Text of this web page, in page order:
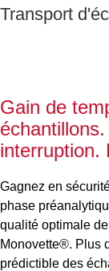
Transport
Gain de
interruption.
Gagnez en
phase
qualité optimale
Monovette®. Plus
prédictible des